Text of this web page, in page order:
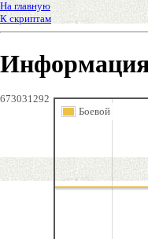
На главную
К скриптам
673031292
Боевой